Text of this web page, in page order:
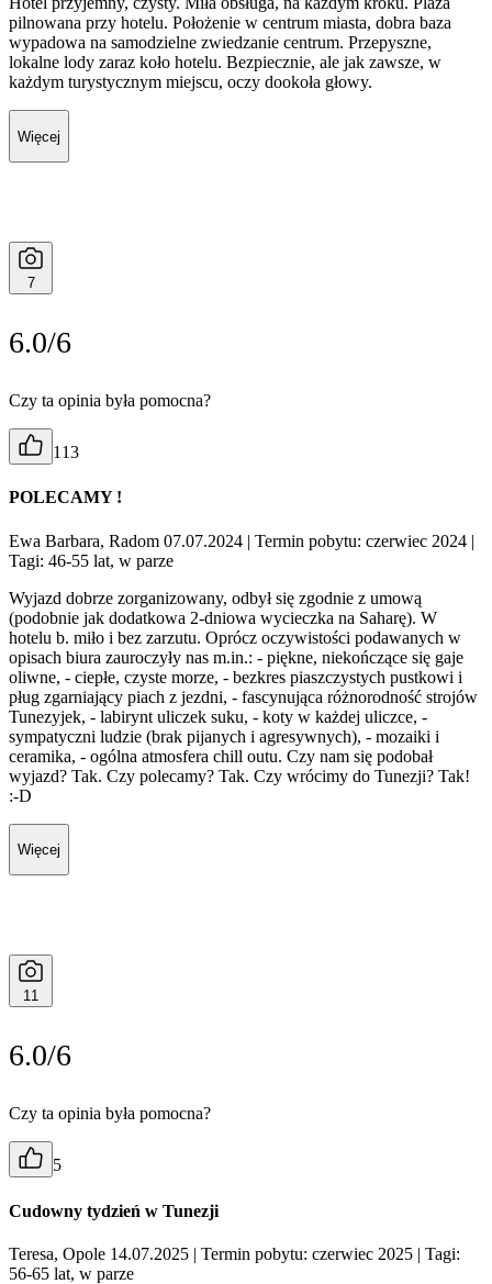
pilnowana przy hotelu. Położenie w centrum miasta, dobra baza
wypadowa na samodzielne zwiedzanie centrum. Przepyszne,
lokalne lody zaraz koło hotelu. Bezpiecznie, ale jak zawsze, w
każdym turystycznym miejscu, oczy dookoła głowy.
Więcej
7
6.0/6
Czy ta opinia była pomocna?
113
POLECAMY !
Ewa Barbara, Radom 07.07.2024 | Termin pobytu: czerwiec 2024 |
Tagi: 46-55 lat, w parze
Wyjazd dobrze zorganizowany, odbył się zgodnie z umową
(podobnie jak dodatkowa 2-dniowa wycieczka na Saharę). W
hotelu b. miło i bez zarzutu. Oprócz oczywistości podawanych w
opisach biura zauroczyły nas m.in.: - piękne, niekończące się gaje
oliwne, - ciepłe, czyste morze, - bezkres piaszczystych pustkowi i
pług zgarniający piach z jezdni, - fascynująca różnorodność strojów
Tunezyjek, - labirynt uliczek suku, - koty w każdej uliczce, -
sympatyczni ludzie (brak pijanych i agresywnych), - mozaiki i
ceramika, - ogólna atmosfera chill outu. Czy nam się podobał
wyjazd? Tak. Czy polecamy? Tak. Czy wrócimy do Tunezji? Tak!
:-D
Więcej
11
6.0/6
Czy ta opinia była pomocna?
5
Cudowny tydzień w Tunezji
Teresa, Opole 14.07.2025 | Termin pobytu: czerwiec 2025 | Tagi:
56-65 lat, w parze